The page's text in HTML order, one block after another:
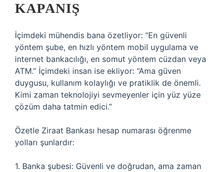
KAPANIŞ
İçimdeki mühendis bana özetliyor: “En güvenli
yöntem şube, en hızlı yöntem mobil uygulama ve
internet bankacılığı, en somut yöntem cüzdan veya
ATM.” İçimdeki insan ise ekliyor: “Ama güven
duygusu, kullanım kolaylığı ve pratiklik de önemli.
Kimi zaman teknolojiyi sevmeyenler için yüz yüze
çözüm daha tatmin edici.”
Özetle Ziraat Bankası hesap numarası öğrenme
yolları şunlardır:
1. Banka şubesi: Güvenli ve doğrudan, ama zaman